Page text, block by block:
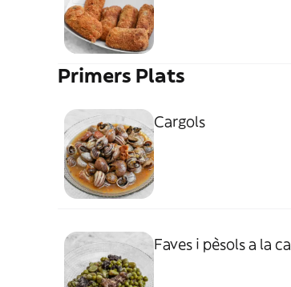
Primers Plats
Cargols
Faves i pèsols a la